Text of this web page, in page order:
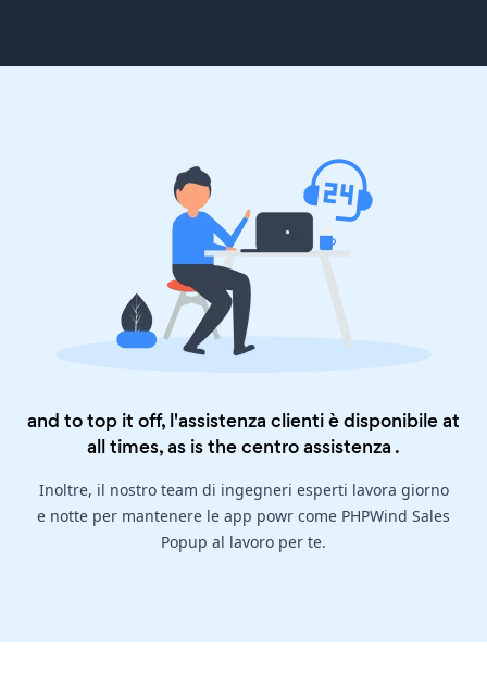
and to top it off, l'assistenza clienti è disponibile at
all times, as is thecentro assistenza .
Inoltre, il nostro team di ingegneri esperti lavora giorno
e notte per mantenere le app powr come PHPWind Sales
Popup al lavoro per te.